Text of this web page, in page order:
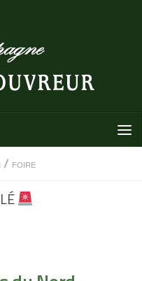
/ FOIRE